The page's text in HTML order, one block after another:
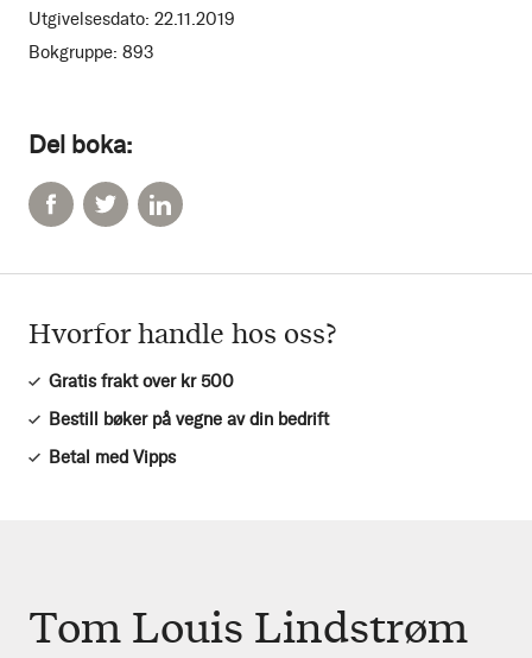
Del boka:
Utgivelsesdato: 22.11.2019
Bokgruppe: 893
Hvorfor handle hos oss?
Gratis frakt over kr 500
Bestill bøker på vegne av din bedrift
Betal med Vipps
Tom Louis Lindstrøm